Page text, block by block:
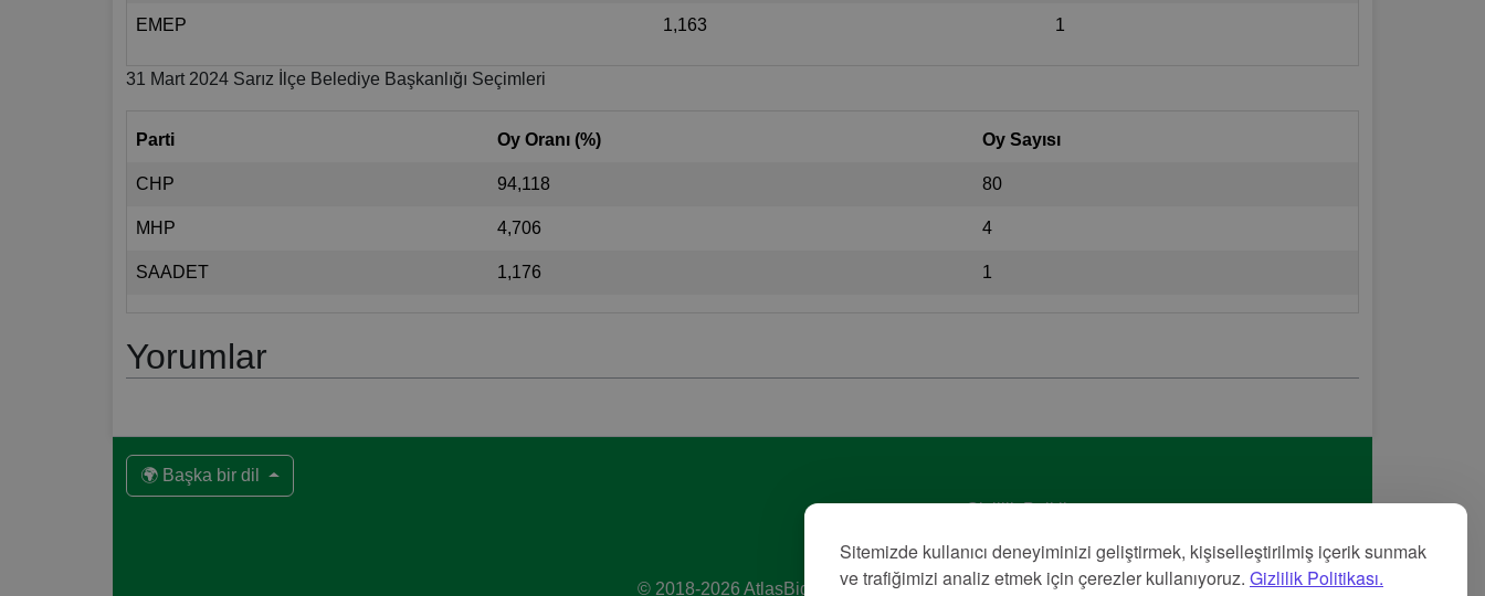
Sitemizde kullanıcı deneyiminizi geliştirmek, kişiselleştirilmiş içerik sunmak
ve trafiğimizi analiz etmek için çerezler kullanıyoruz. Gizlilik Politikası.
EMEP 1,163 1
31 Mart 2024 Sarız İlçe Belediye Başkanlığı Seçimleri
Parti Oy Oranı (%) Oy Sayısı
CHP 94,118 80
MHP 4,706 4
SAADET 1,176 1
Yorumlar
🌍 Başka bir dil
Gizlilik Politikası
Künye
© 2018-2026 AtlasBig.com